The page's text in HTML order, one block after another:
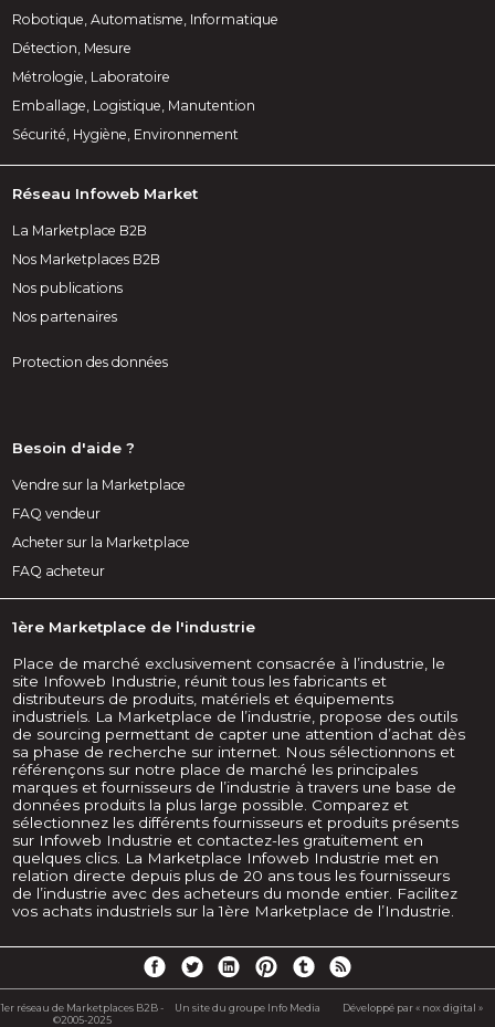
Robotique, Automatisme, Informatique
Détection, Mesure
Métrologie, Laboratoire
Emballage, Logistique, Manutention
Sécurité, Hygiène, Environnement
Réseau Infoweb Market
La Marketplace B2B
Nos Marketplaces B2B
Nos publications
Nos partenaires
Protection des données
Besoin d'aide ?
Vendre sur la Marketplace
FAQ vendeur
Acheter sur la Marketplace
FAQ acheteur
1ère Marketplace de l'industrie
Place de marché exclusivement consacrée à l’industrie, le
site Infoweb Industrie, réunit tous les fabricants et
distributeurs de produits, matériels et équipements
industriels. La Marketplace de l’industrie, propose des outils
de sourcing permettant de capter une attention d’achat dès
sa phase de recherche sur internet. Nous sélectionnons et
référençons sur notre place de marché les principales
marques et fournisseurs de l’industrie à travers une base de
données produits la plus large possible. Comparez et
sélectionnez les différents fournisseurs et produits présents
sur Infoweb Industrie et contactez-les gratuitement en
quelques clics. La Marketplace Infoweb Industrie met en
relation directe depuis plus de 20 ans tous les fournisseurs
de l’industrie avec des acheteurs du monde entier. Facilitez
vos achats industriels sur la 1ère Marketplace de l’Industrie.
1er réseau de Marketplaces B2B -
©2005-2025
Un site du groupe Info Media Développé par « nox digital »